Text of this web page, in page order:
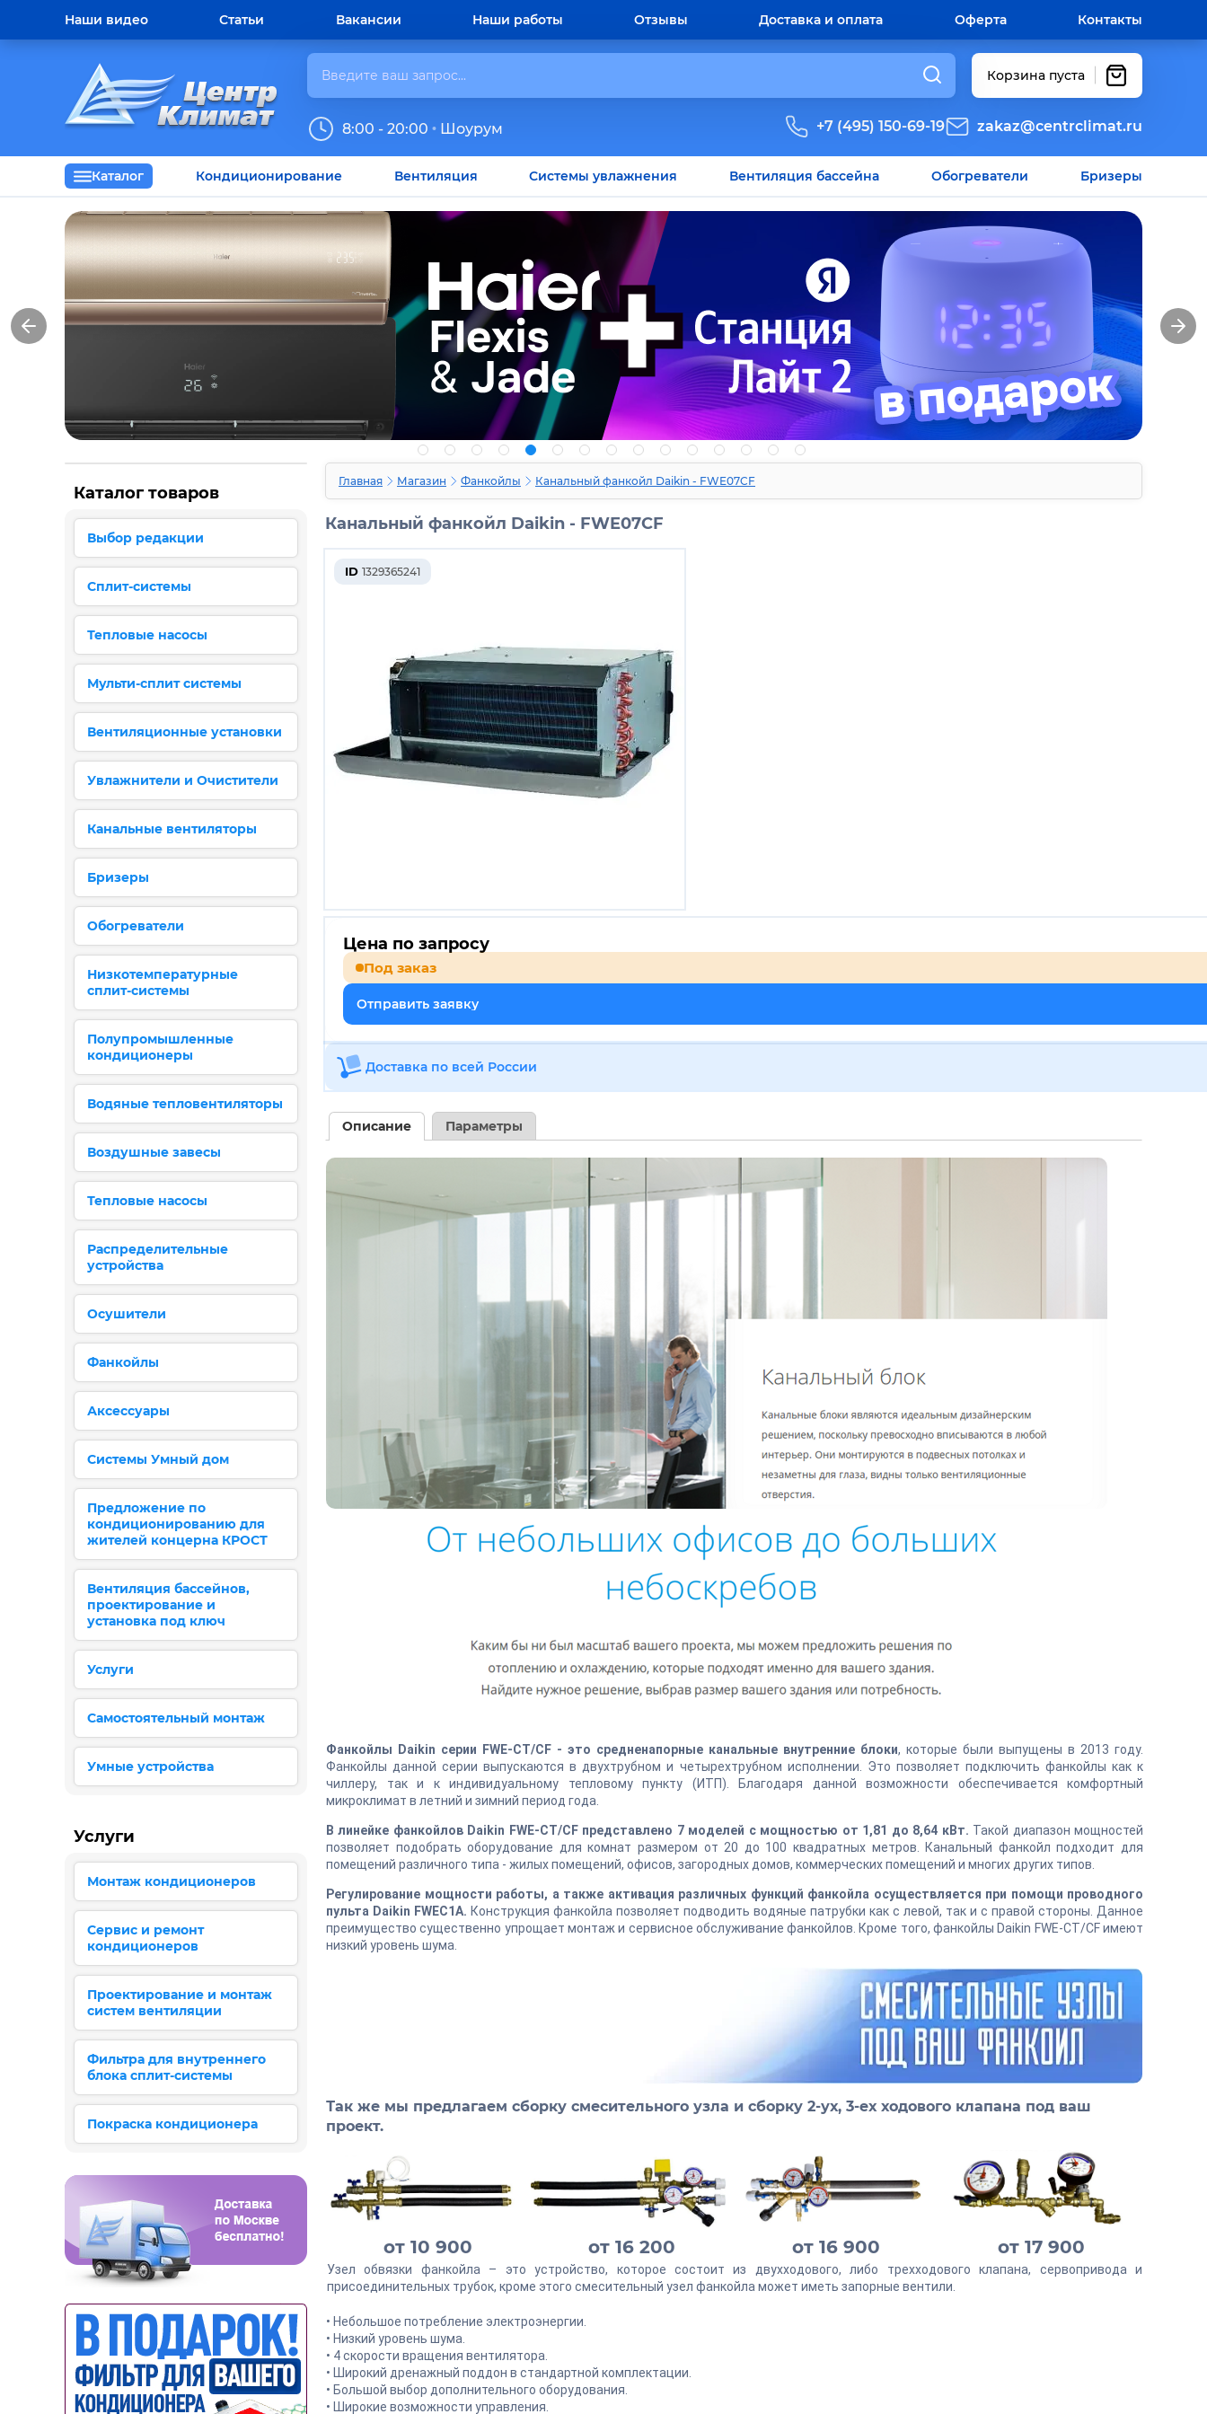
Наши видео Статьи Вакансии Наши работы Отзывы Доставка и оплата Оферта Контакты
Корзина пуста
8:00 - 20:00 Шоурум +7 (495) 150-69-19 zakaz@centrclimat.ru
Каталог Кондиционирование Вентиляция Системы увлажнения Вентиляция бассейна Обогреватели Бризеры
Главная Магазин Фанкойлы Канальный фанкойл Daikin - FWE07CF
Канальный фанкойл Daikin - FWE07CF
ID 1329365241
Цена по запросу
Под заказ
Отправить заявку
Доставка по всей России
Описание Параметры
Фанкойлы Daikin серии FWE-CT/CF - это средненапорные канальные внутренние блоки, которые были выпущены в 2013 году.
Фанкойлы данной серии выпускаются в двухтрубном и четырехтрубном исполнении. Это позволяет подключить фанкойлы как к
чиллеру, так и к индивидуальному тепловому пункту (ИТП). Благодаря данной возможности обеспечивается комфортный
микроклимат в летний и зимний период года.
В линейке фанкойлов Daikin FWE-CT/CF представлено 7 моделей с мощностью от 1,81 до 8,64 кВт. Такой диапазон мощностей
позволяет подобрать оборудование для комнат размером от 20 до 100 квадратных метров. Канальный фанкойл подходит для
помещений различного типа - жилых помещений, офисов, загородных домов, коммерческих помещений и многих других типов.
Регулирование мощности работы, а также активация различных функций фанкойла осуществляется при помощи проводного
пульта Daikin FWEC1A. Конструкция фанкойла позволяет подводить водяные патрубки как с левой, так и с правой стороны. Данное
преимущество существенно упрощает монтаж и сервисное обслуживание фанкойлов. Кроме того, фанкойлы Daikin FWE-CT/CF имеют
низкий уровень шума.
Так же мы предлагаем сборку смесительного узла и сборку 2-ух, 3-ех ходового клапана под ваш
проект.
от 10 900 от 16 200 от 16 900 от 17 900
Узел обвязки фанкойла – это устройство, которое состоит из двухходового, либо трехходового клапана, сервопривода и
присоединительных трубок, кроме этого смесительный узел фанкойла может иметь запорные вентили.
• Небольшое потребление электроэнергии.
• Низкий уровень шума.
• 4 скорости вращения вентилятора.
• Широкий дренажный поддон в стандартной комплектации.
• Большой выбор дополнительного оборудования.
• Широкие возможности управления.
Каталог товаров
Выбор редакции
Сплит-системы
Тепловые насосы
Мульти-сплит системы
Вентиляционные установки
Увлажнители и Очистители
Канальные вентиляторы
Бризеры
Обогреватели
Низкотемпературные
сплит-системы
Полупромышленные
кондиционеры
Водяные тепловентиляторы
Воздушные завесы
Тепловые насосы
Распределительные
устройства
Осушители
Фанкойлы
Аксессуары
Системы Умный дом
Предложение по
кондиционированию для
жителей концерна КРОСТ
Вентиляция бассейнов,
проектирование и
установка под ключ
Услуги
Самостоятельный монтаж
Умные устройства
Услуги
Монтаж кондиционеров
Сервис и ремонт
кондиционеров
Проектирование и монтаж
систем вентиляции
Фильтра для внутреннего
блока сплит-системы
Покраска кондиционера